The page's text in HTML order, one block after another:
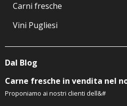
Carni fresche
Vini Pugliesi
Dal Blog
Carne fresche in vendita nel
Proponiamo ai nostri clienti dell&#